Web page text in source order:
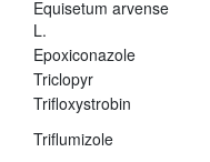
Equisetum arvense
L.
Epoxiconazole
Triclopyr
Trifloxystrobin
Triflumizole